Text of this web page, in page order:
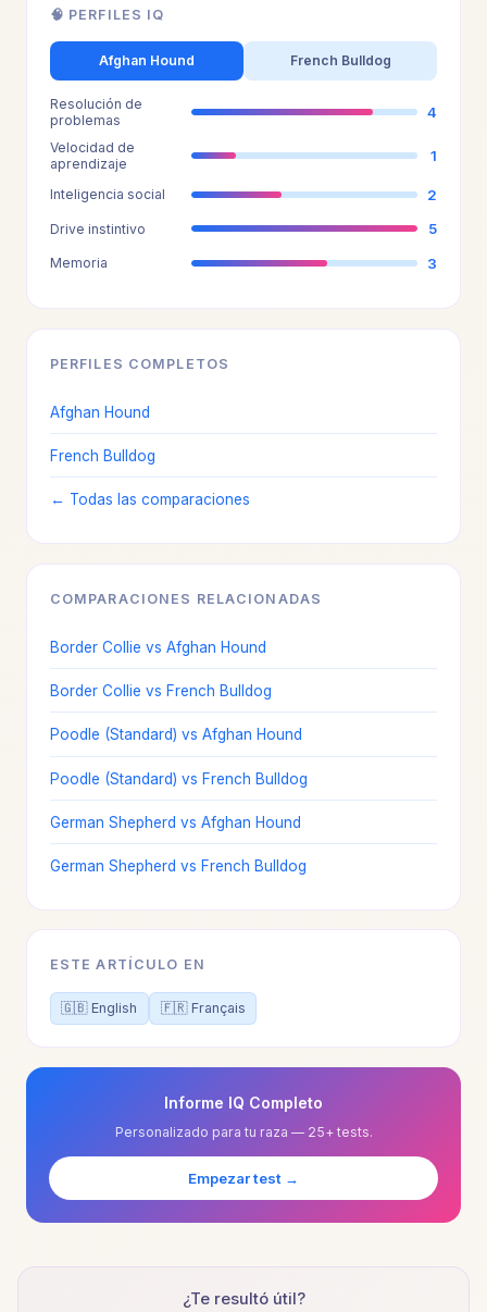
🧠 PERFILES IQ
Afghan Hound French Bulldog
Resolución de
problemas
4
Velocidad de
aprendizaje
1
Inteligencia social 2
Drive instintivo 5
Memoria 3
PERFILES COMPLETOS
Afghan Hound
French Bulldog
← Todas las comparaciones
COMPARACIONES RELACIONADAS
Border Collie vs Afghan Hound
Border Collie vs French Bulldog
Poodle (Standard) vs Afghan Hound
Poodle (Standard) vs French Bulldog
German Shepherd vs Afghan Hound
German Shepherd vs French Bulldog
ESTE ARTÍCULO EN
🇬🇧 English 🇫🇷 Français
Informe IQ Completo
Personalizado para tu raza — 25+ tests.
Empezar test →
¿Te resultó útil?